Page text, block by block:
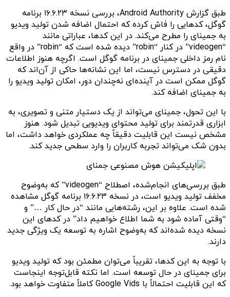
طبق گزارش Android Authority، بررسی نسخه ۱۶.۶.۲۳ برنامه
گوگل، کدهایی را فاش کرده که احتمال اضافه شدن تولید ویدیو
به جمینای را مطرح می‌کند. در این کدها، عباراتی مانند
“videogen” در کنار “robin” دیده شده است که “robin” در واقع
نام رمز داخلی جمینای در برنامه گوگل است. اگرچه هنوز اطلاعات
دقیقی در دسترس نیست، اما این نشانه‌ها حاکی از آن‌اند که
گوگل ممکن است در آینده‌ای نه‌چندان دور، امکان تولید ویدیو را
به جمینای اضافه کند.
با این تحول، جمینای می‌تواند از یک دستیار متنی و تصویری، به
ابزاری قدرتمند برای تولید محتوای ویدیویی تبدیل شود. هنوز
مشخص نیست این قابلیت دقیقاً چه عملکردی خواهد داشت، اما
بدون شک می‌تواند تجربه کاربران را وارد سطحی جدید کند.
طبق بررسی‌های انجام‌شده، اصطلاح “videogen” که به‌وضوح
مخفف تولید ویدیو است، در نسخه ۱۶.۶.۲۳ برنامه گوگل مشاهده
شده است. علاوه بر این، رشته‌هایی مانند “در حال کار …” و
“وقتی آماده شود به شما اطلاع خواهیم داد” در کدهای این
نسخه دیده شده‌اند که به‌وضوح اشاره به توسعه یک ویژگی جدید
دارند.
با توجه به این کدها، تقریباً می‌توان مطمئن بود که تولید ویدیو
برای جمینای در حال توسعه است. اما نکته قابل‌توجه اینجاست
که این قابلیت احتمالاً با Google Vids کاملاً متفاوت خواهد بود.